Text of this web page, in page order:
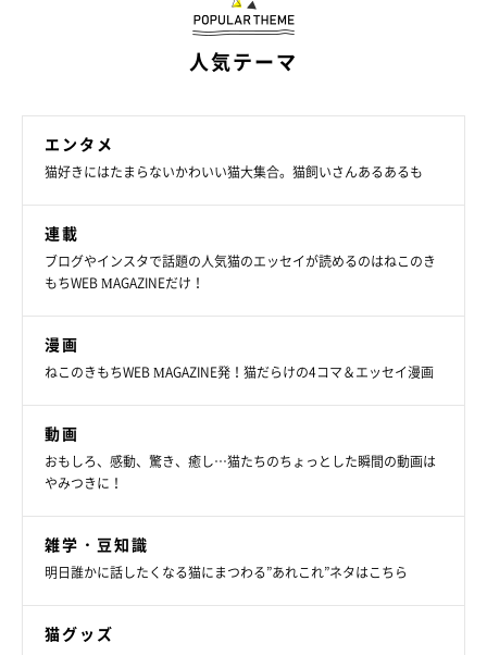
なんとも物憂げで気になる横座り❤
猫がよくするポーズではないので、パッと目に留まります。
毛色のクリーム色とイスの緑色も見事にマッチしていて、まるで
絵画のような仕上がりなのはもちろん、
「悩みを聞いてくれそう、懐の深さを感じる」「姐さん！ って
感じ」といった声もあり、
想像を掻き立ててくれるところも魅力の１枚といえそうです。
人気テーマ
エンタメ
猫好きにはたまらないかわいい猫大集合。猫飼いさんあるあるも
連載
ブログやインスタで話題の人気猫のエッセイが読めるのはねこのき
もちWEB MAGAZINEだけ！
漫画
ねこのきもちWEB MAGAZINE発！猫だらけの4コマ＆エッセイ漫画
動画
おもしろ、感動、驚き、癒し…猫たちのちょっとした瞬間の動画は
やみつきに！
雑学・豆知識
明日誰かに話したくなる猫にまつわる”あれこれ”ネタはこちら
猫グッズ